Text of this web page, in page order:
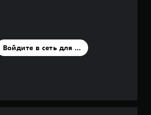
Войдите в сеть для оценки